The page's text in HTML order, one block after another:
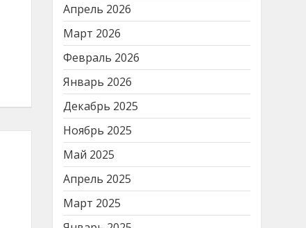
Апрель 2026
Март 2026
Февраль 2026
Январь 2026
Декабрь 2025
Ноябрь 2025
Май 2025
Апрель 2025
Март 2025